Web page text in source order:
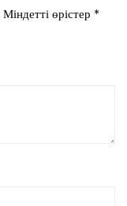
Міндетті өрістер *